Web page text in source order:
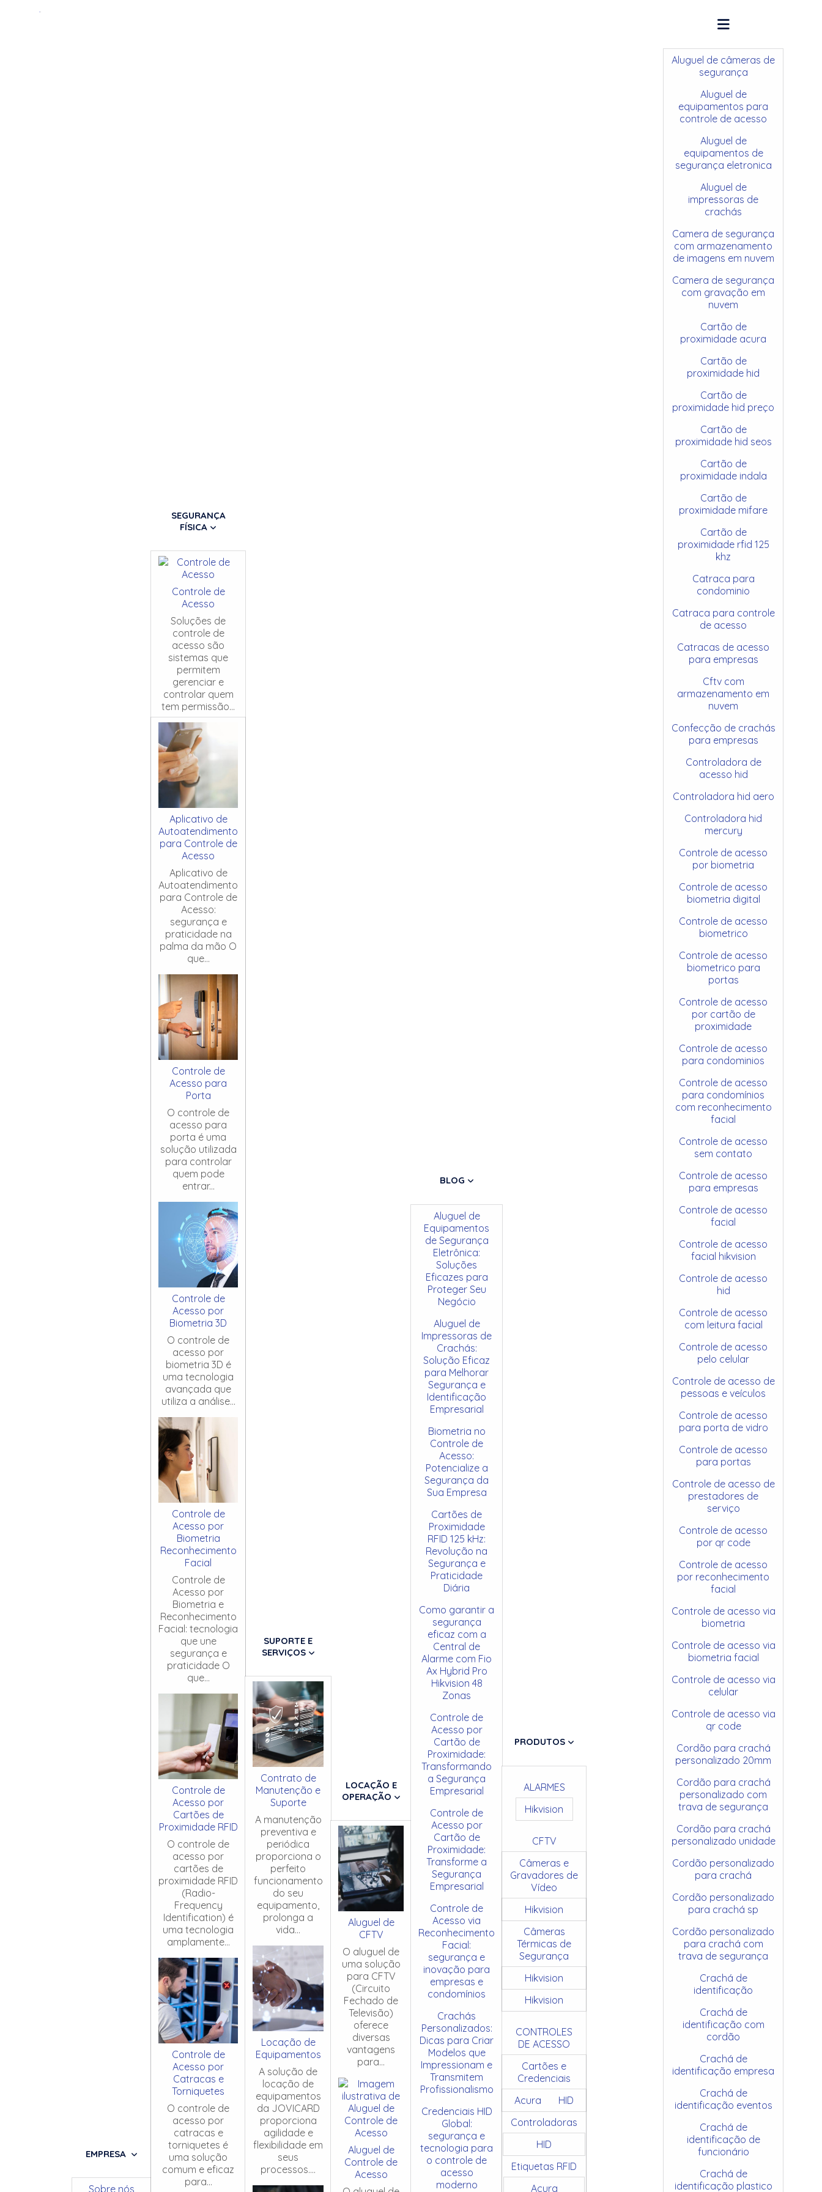
EMPRESA
Sobre nós
SEGURANÇA
FÍSICA
Controle de
Acesso
Soluções de
controle de
acesso são
sistemas que
permitem
gerenciar e
controlar quem
tem permissão...
Aplicativo de
Autoatendimento
para Controle de
Acesso
Aplicativo de
Autoatendimento
para Controle de
Acesso:
segurança e
praticidade na
palma da mão O
que...
Controle de
Acesso para
Porta
O controle de
acesso para
porta é uma
solução utilizada
para controlar
quem pode
entrar...
Controle de
Acesso por
Biometria 3D
O controle de
acesso por
biometria 3D é
uma tecnologia
avançada que
utiliza a análise...
Controle de
Acesso por
Biometria
Reconhecimento
Facial
Controle de
Acesso por
Biometria e
Reconhecimento
Facial: tecnologia
que une
segurança e
praticidade O
que...
Controle de
Acesso por
Cartões de
Proximidade RFID
O controle de
acesso por
cartões de
proximidade RFID
(Radio-
Frequency
Identification) é
uma tecnologia
amplamente...
Controle de
Acesso por
Catracas e
Torniquetes
O controle de
acesso por
catracas e
torniquetes é
uma solução
comum e eficaz
para...
SUPORTE E
SERVIÇOS
Contrato de
Manutenção e
Suporte
A manutenção
preventiva e
periódica
proporciona o
perfeito
funcionamento
do seu
equipamento,
prolonga a
vida...
Locação de
Equipamentos
A solução de
locação de
equipamentos
da JOVICARD
proporciona
agilidade e
flexibilidade em
seus
processos....
LOCAÇÃO E
OPERAÇÃO
Aluguel de
CFTV
O aluguel de
uma solução
para CFTV
(Circuito
Fechado de
Televisão)
oferece
diversas
vantagens
para...
Aluguel de
Controle de
Acesso
BLOG
Aluguel de
Equipamentos
de Segurança
Eletrônica:
Soluções
Eficazes para
Proteger Seu
Negócio
Aluguel de
Impressoras de
Crachás:
Solução Eficaz
para Melhorar
Segurança e
Identificação
Empresarial
Biometria no
Controle de
Acesso:
Potencialize a
Segurança da
Sua Empresa
Cartões de
Proximidade
RFID 125 kHz:
Revolução na
Segurança e
Praticidade
Diária
Como garantir a
segurança
eficaz com a
Central de
Alarme com Fio
Ax Hybrid Pro
Hikvision 48
Zonas
Controle de
Acesso por
Cartão de
Proximidade:
Transformando
a Segurança
Empresarial
Controle de
Acesso por
Cartão de
Proximidade:
Transforme a
Segurança
Empresarial
Controle de
Acesso via
Reconhecimento
Facial:
segurança e
inovação para
empresas e
condomínios
Crachás
Personalizados:
Dicas para Criar
Modelos que
Impressionam e
Transmitem
Profissionalismo
Credenciais HID
Global:
segurança e
tecnologia para
o controle de
acesso
moderno
PRODUTOS
ALARMES
Hikvision
CFTV
Câmeras e
Gravadores de
Vídeo
Hikvision
Câmeras
Térmicas de
Segurança
Hikvision
Hikvision
CONTROLES
DE ACESSO
Cartões e
Credenciais
Acura
HID
Controladoras
HID
Etiquetas RFID
Acura
Aluguel de câmeras de
segurança
Aluguel de
equipamentos para
controle de acesso
Aluguel de
equipamentos de
segurança eletronica
Aluguel de
impressoras de
crachás
Camera de segurança
com armazenamento
de imagens em nuvem
Camera de segurança
com gravação em
nuvem
Cartão de
proximidade acura
Cartão de
proximidade hid
Cartão de
proximidade hid preço
Cartão de
proximidade hid seos
Cartão de
proximidade indala
Cartão de
proximidade mifare
Cartão de
proximidade rfid 125
khz
Catraca para
condominio
Catraca para controle
de acesso
Catracas de acesso
para empresas
Cftv com
armazenamento em
nuvem
Confecção de crachás
para empresas
Controladora de
acesso hid
Controladora hid aero
Controladora hid
mercury
Controle de acesso
por biometria
Controle de acesso
biometria digital
Controle de acesso
biometrico
Controle de acesso
biometrico para
portas
Controle de acesso
por cartão de
proximidade
Controle de acesso
para condominios
Controle de acesso
para condomínios
com reconhecimento
facial
Controle de acesso
sem contato
Controle de acesso
para empresas
Controle de acesso
facial
Controle de acesso
facial hikvision
Controle de acesso
hid
Controle de acesso
com leitura facial
Controle de acesso
pelo celular
Controle de acesso de
pessoas e veículos
Controle de acesso
para porta de vidro
Controle de acesso
para portas
Controle de acesso de
prestadores de
serviço
Controle de acesso
por qr code
Controle de acesso
por reconhecimento
facial
Controle de acesso via
biometria
Controle de acesso via
biometria facial
Controle de acesso via
celular
Controle de acesso via
qr code
Cordão para crachá
personalizado 20mm
Cordão para crachá
personalizado com
trava de segurança
Cordão para crachá
personalizado unidade
Cordão personalizado
para crachá
Cordão personalizado
para crachá sp
Cordão personalizado
para crachá com
trava de segurança
Crachá de
identificação
Crachá de
identificação com
cordão
Crachá de
identificação empresa
Crachá de
identificação eventos
Crachá de
identificação de
funcionário
Crachá de
identificação plastico